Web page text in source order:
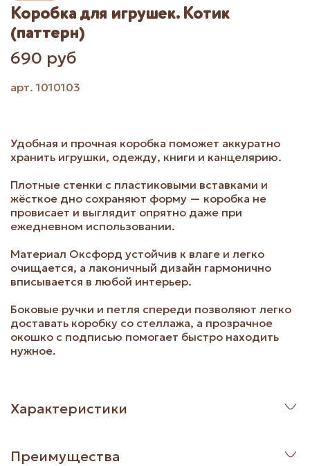
арт.1010103
Коробка для игрушек. Котик
(паттерн)
690 руб
Удобная и прочная коробка поможет аккуратно
хранить игрушки, одежду, книги и канцелярию.
Плотные стенки с пластиковыми вставками и
жёсткое дно сохраняют форму — коробка не
провисает и выглядит опрятно даже при
ежедневном использовании.
Материал Оксфорд устойчив к влаге и легко
очищается, а лаконичный дизайн гармонично
вписывается в любой интерьер.
Боковые ручки и петля спереди позволяют легко
доставать коробку со стеллажа, а прозрачное
окошко с подписью помогает быстро находить
нужное.
Характеристики
Преимущества